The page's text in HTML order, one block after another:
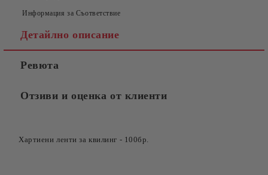
Информация за Съответствие
Детайлно описание
Ревюта
Отзиви и оценка от клиенти
Хартиени ленти за квилинг - 100бр.